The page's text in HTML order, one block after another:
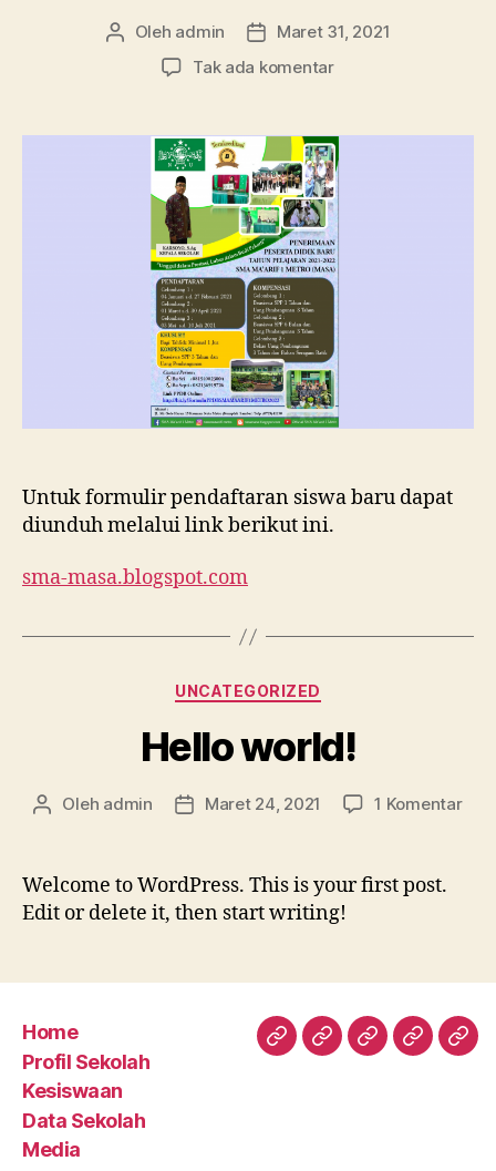
Penulis
artikel
Oleh admin
Tanggal
artikel
Maret 31, 2021
Tak ada komentarpada
PPDB
SMA
Ma’arif
1
Metro
Tahun
Ajaran
2021/202
Untuk formulir pendaftaran siswa baru dapat
diunduh melalui link berikut ini.
sma-masa.blogspot.com
Kategori
UNCATEGORIZED
Hello world!
Penulis
Oleh admin
Tanggal
Maret 24, 2021 1 Komentar
Welcome to WordPress. This is your first post.
Edit or delete it, then start writing!
Home
Profil Sekolah
Kesiswaan
Data Sekolah
Media
HomeProfilKesiswaan
Data